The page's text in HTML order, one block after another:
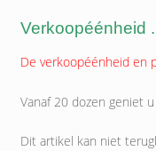
Verkoopéénheid .
De verkoopéénheid en
Vanaf 20 dozen geniet
Dit artikel kan niet